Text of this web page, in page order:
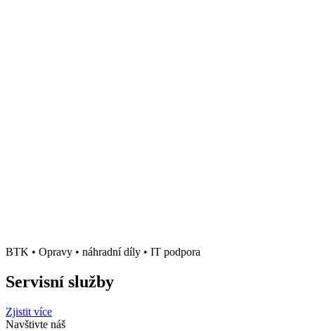
BTK • Opravy • náhradní díly • IT podpora
Servisní služby
Zjistit více
Navštivte náš